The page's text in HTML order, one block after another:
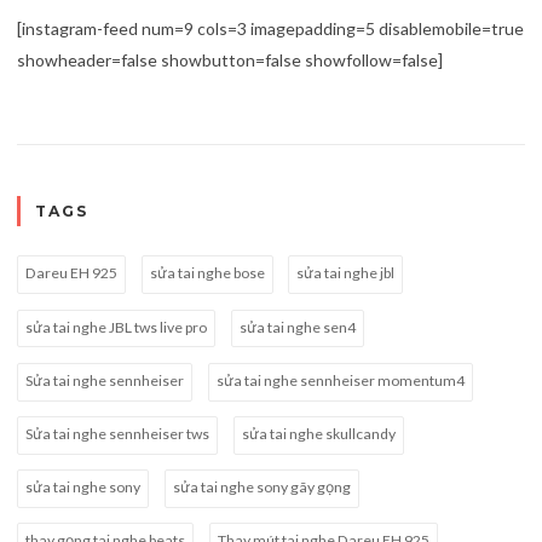
[instagram-feed num=9 cols=3 imagepadding=5 disablemobile=true
showheader=false showbutton=false showfollow=false]
TAGS
Dareu EH 925 sửa tai nghe bose sửa tai nghe jbl
sửa tai nghe JBL tws live pro sửa tai nghe sen4
Sửa tai nghe sennheiser sửa tai nghe sennheiser momentum4
Sửa tai nghe sennheiser tws sửa tai nghe skullcandy
sửa tai nghe sony sửa tai nghe sony gãy gọng